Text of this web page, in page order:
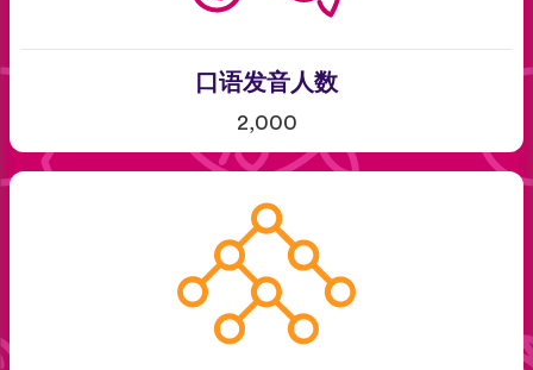
口语发音人数
2,000